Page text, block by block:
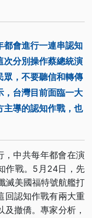
都會進行一連串認知
次分別操作蔡總統演
眾，不要聽信和轉傳
，台灣目前面臨一大
主導的認知作戰，也
，中共每年都會在演
作戰。5月24日，先
滅美國福特號航艦打
回認知作戰有兩大重
撤僑。專家分析，